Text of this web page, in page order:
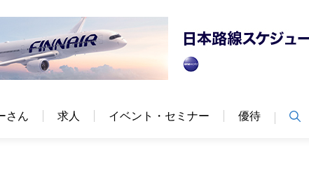
さん 求人 イベント・セミナー 優待